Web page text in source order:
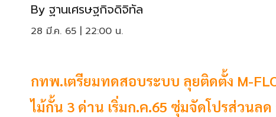
By ฐานเศรษฐกิจดิจิทัล
28 มี.ค. 65 | 22:00 น.
กทพ.เตรียมทดสอบระบบ ลุยติดตั้ง M-
ไม้กั้น 3 ด่าน เริ่มก.ค.65 ซุ่มจัดโปรส่วนล